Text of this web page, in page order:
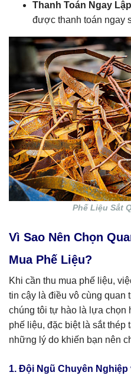
Thanh Toán Ngay
được thanh toán ngay
Phế Liệu Sắt
Vì Sao Nên Chọn
Mua Phế Liệu?
Khi cần thu mua phế liệu,
tin cậy là điều vô cùng quan
chúng tôi tự hào là lựa chọn
phế liệu, đặc biệt là sắt
những lý do khiến bạn nên
1. Đội Ngũ Chuyên Nghiệp